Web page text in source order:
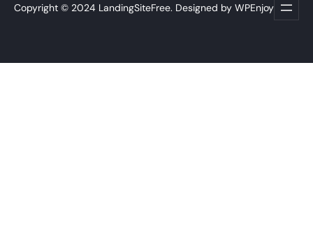
Copyright © 2024 LandingSiteFree. Designed by WPEnjoy